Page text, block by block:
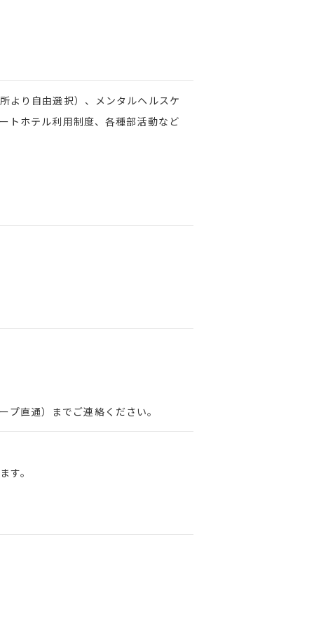
より自由選択）、メンタルヘルスケ
トホテル利用制度、各種部活動など
直通）までご連絡ください。
す。